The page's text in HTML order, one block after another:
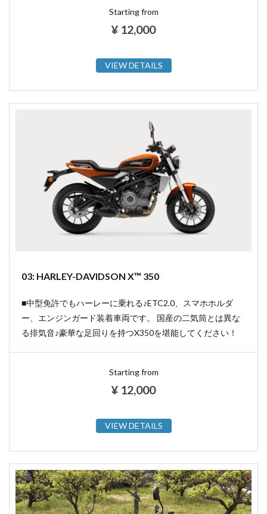
Starting from
¥ 12,000
VIEW DETAILS
03: HARLEY-DAVIDSON X™ 350
■中型免許でもハーレーに乗れる♪ETC2.0、スマホホルダ
ー、エンジンガード装着車両です。 国産の二気筒とは異な
る排気音♪豪華な足回りを持つX350を堪能してください！
Starting from
¥ 12,000
VIEW DETAILS